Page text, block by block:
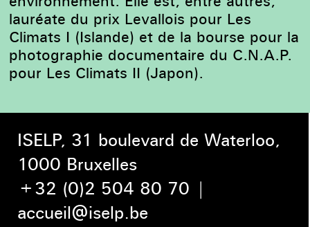
lauréate du prix Levallois pour Les
Climats I (Islande) et de la bourse pour la
photographie documentaire du C.N.A.P.
pour Les Climats II (Japon).
ISELP, 31 boulevard de Waterloo,
1000 Bruxelles
+32 (0)2 504 80 70 |
accueil@iselp.be